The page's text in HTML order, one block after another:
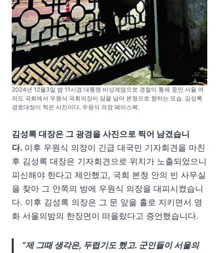
2024년 12월3일 밤 11시경 대통령 비상계엄으로 경찰이 통제 중인 서울 여
의도 국회에서 우원식 국회의장이 담을 넘어 본청으로 향하는 모습. 김성록
경호대장이 찍은 사진이다. 우원식 의장 페이스북.
김성록 대장은 그 광경을 사진으로 찍어 남겼습니
다. 이후 우원식 의장이 긴급 대국민 기자회견을 마친
후 김성록 대장은 기자회견으로 위치가 노출되었으니
피신해야 한다고 제안했고, 국회 본청 안의 빈 사무실
을 찾아 그 안쪽의 방에 우원식 의장을 대피시켰습니
다. 이후 김성록 의장은 그 문 앞을 홀로 지키면서 영
화 서울의밤의 한장면이 떠올랐다고 증언했습니다.
“제 그때 생각은, 두렵기도 했고. 군인들이 서울의